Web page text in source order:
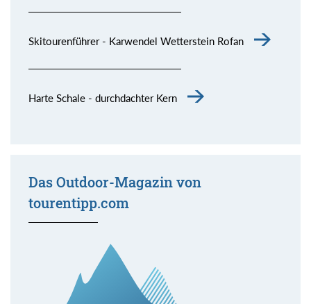
Skitourenführer - Karwendel Wetterstein Rofan
Harte Schale - durchdachter Kern
Das Outdoor-Magazin von
tourentipp.com